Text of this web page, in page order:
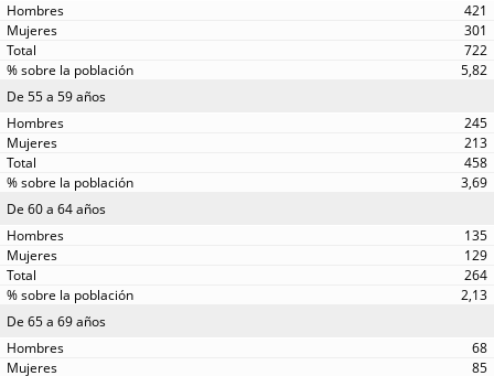
421
301
722
5,82
De 55 a 59 años
245
213
458
3,69
De 60 a 64 años
135
129
264
2,13
De 65 a 69 años
68
85